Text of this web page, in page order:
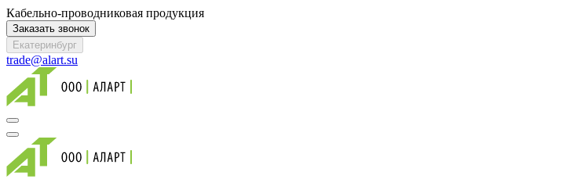
Кабельно-проводниковая продукция
Заказать звонок
Екатеринбург
trade@alart.su